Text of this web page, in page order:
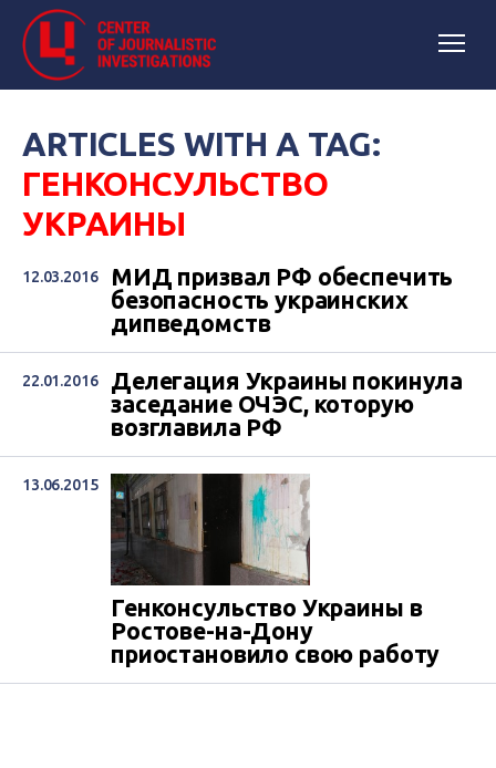
ARTICLES WITH A TAG:
ГЕНКОНСУЛЬСТВО
УКРАИНЫ
12.03.2016
МИД призвал РФ обеспечить
безопасность украинских
дипведомств
22.01.2016
Делегация Украины покинула
заседание ОЧЭС, которую
возглавила РФ
13.06.2015
Генконсульство Украины в
Ростове-на-Дону
приостановило свою работу